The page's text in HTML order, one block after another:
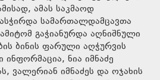
ამას საკმაოდ
სამართალდამცავთა
გაჭიანურდა აღნიშნული
ბინის ფარული აღჭურვის
ნია იმნაძე
ვალერიან იმნაძეს და ოჯახის